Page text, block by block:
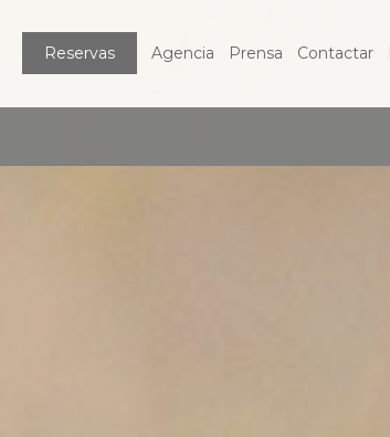
Reservas Agencia Prensa Contactar